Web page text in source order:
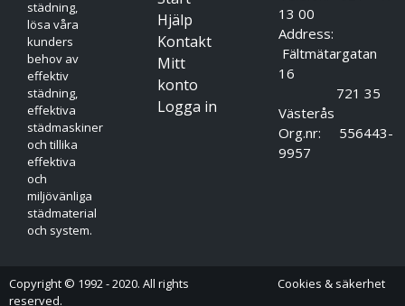
städning,
lösa våra
kunders
behov av
effektiv
städning,
effektiva
städmaskiner
och tillika
effektiva
och
miljövänliga
städmaterial
och system.
Hjälp
Kontakt
Mitt
konto
Logga in
13 00
Address:
Fältmätargatan
16
721 35
Västerås
Org.nr: 556443-
9957
Copyright © 1992 - 2020. All rights
reserved.
Cookies & säkerhet